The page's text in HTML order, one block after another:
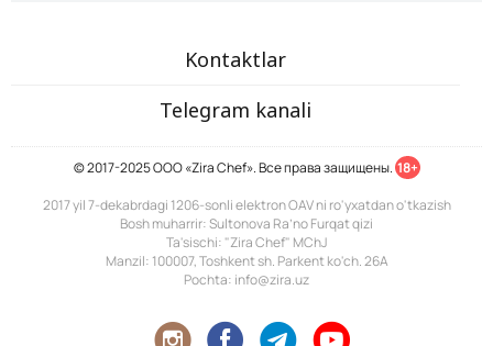
Kontaktlar
Telegram kanali
© 2017-2025 ООО «Zira Chef». Все права защищены. 18+
2017 yil 7-dekabrdagi 1206-sonli elektron OAV ni ro'yxatdan o'tkazish
Bosh muharrir: Sultonova Ra’no Furqat qizi
Ta'sischi: "Zira Chef" MChJ
Manzil: 100007, Toshkent sh. Parkent ko'ch. 26A
Pochta: info@zira.uz